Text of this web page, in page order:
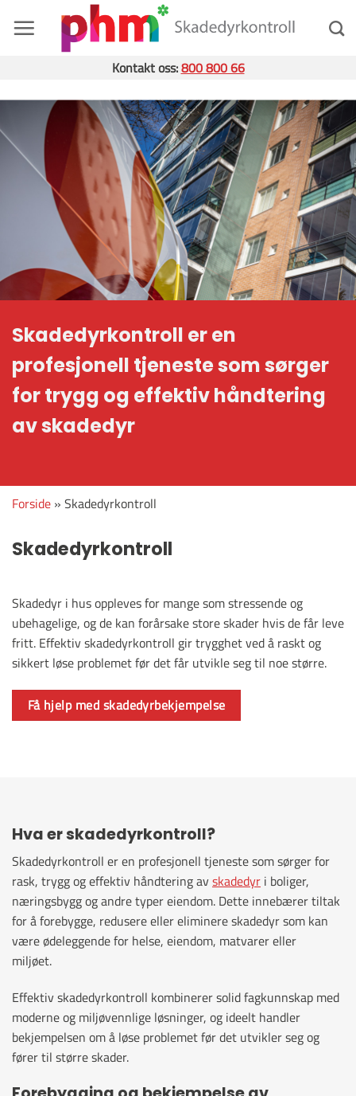
Kontakt oss:800 800 66
Skadedyrkontroll eren
profesjonell tjenestesomsørger
fortrygg og effektivhåndtering
av skadedyr
Forside » Skadedyrkontroll
Skadedyrkontroll
Skadedyr i husopplevesfor mangesomstressendeog
ubehagelige, ogde kan forårsakestoreskader hvisdefår leve
fritt. Effektivskadedyrkontroll girtrygghetvedå rasktog
sikkert løse problemetførdetfår utviklesegtil noestørre.
Få hjelp med skadedyrbekjempelse
Hvaerskadedyrkontroll?
Skadedyrkontroll er en profesjonell tjeneste som sørger for
rask, trygg og effektiv håndtering avskadedyr i boliger,
næringsbygg og andre typer eiendom. Dette innebærer tiltak
for å forebygge, redusere eller eliminere skadedyr som kan
være ødeleggende for helse, eiendom, matvarer eller
miljøet.
Effektiv skadedyrkontroll kombinerer solid fagkunnskap med
moderne og miljøvennlige løsninger, og ideelt handler
bekjempelsen om å løse problemet før det utvikler seg og
fører til større skader.